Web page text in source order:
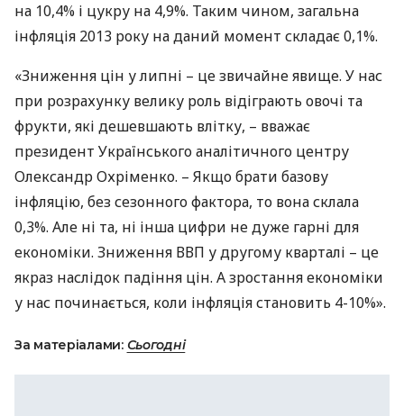
на 10,4% і цукру на 4,9%. Таким чином, загальна
інфляція 2013 року на даний момент складає 0,1%.
«Зниження цін у липні – це звичайне явище. У нас
при розрахунку велику роль відіграють овочі та
фрукти, які дешевшають влітку, – вважає
президент Українського аналітичного центру
Олександр Охріменко. – Якщо брати базову
інфляцію, без сезонного фактора, то вона склала
0,3%. Але ні та, ні інша цифри не дуже гарні для
економіки. Зниження ВВП у другому кварталі – це
якраз наслідок падіння цін. А зростання економіки
у нас починається, коли інфляція становить 4-10%».
За матеріалами: Сьогодні